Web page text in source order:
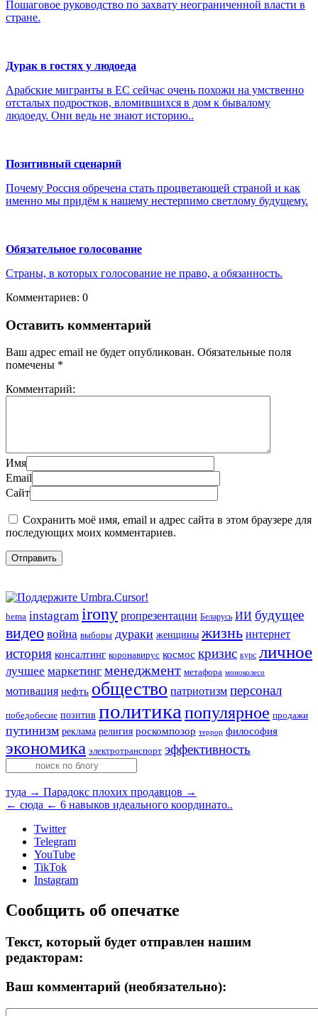
Пошаговое руководство по захвату неограниченной власти в
стране.
Дурак в гостях у людоеда
Арабские мигранты в ЕС сейчас очень похожи на умственно
отсталых подростков, вломившихся в дом к бывалому
людоеду. Они ведь не знают историю..
Позитивный сценарий
Почему Россия обречена стать процветающей страной и как
именно мы придём к нашему нестерпимо светлому будущему.
Обязательное голосование
Страны, в которых голосование не право, а обязанность.
Комментариев: 0
Оставить комментарий
Ваш адрес email не будет опубликован. Обязательные поля
помечены *
Комментарий:
Имя
Email
Сайт
Сохранить моё имя, email и адрес сайта в этом браузере для
последующих моих комментариев.
hema instagram irony proпрезентации Беларусь ИИ будущее
видео война выборы дураки женщины жизнь интернет
история консалтинг коронавирус космос кризис курс личное
лучшее маркетинг менеджмент метафора моноколесо
мотивация нефть общество патриотизм персонал
победобесие позитив политика популярное продажи
путинизм реклама религия роскомпозор террор философия
экономика электротранспорт эффективность
туда → Парадокс плохих продавцов →
← сюда ← 6 навыков идеального координато..
Twitter
Telegram
YouTube
TikTok
Instagram
Сообщить об опечатке
Текст, который будет отправлен нашим
редакторам:
Ваш комментарий (необязательно):